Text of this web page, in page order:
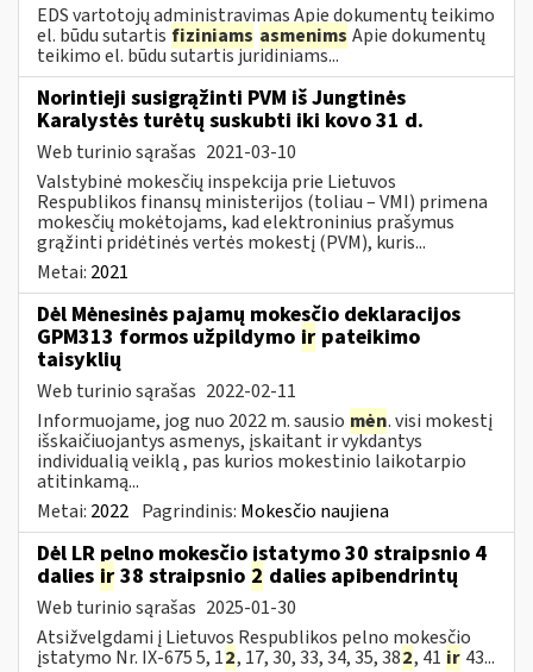
EDS vartotojų administravimas Apie dokumentų teikimo
el. būdu sutartis fiziniams asmenims Apie dokumentų
teikimo el. būdu sutartis juridiniams...
Norintieji susigrąžinti PVM iš Jungtinės
Karalystės turėtų suskubti iki kovo 31 d.
Web turinio sąrašas 2021-03-10
Valstybinė mokesčių inspekcija prie Lietuvos
Respublikos finansų ministerijos (toliau – VMI) primena
mokesčių mokėtojams, kad elektroninius prašymus
grąžinti pridėtinės vertės mokestį (PVM), kuris...
Metai: 2021
Dėl Mėnesinės pajamų mokesčio deklaracijos
GPM313 formos užpildymo ir pateikimo
taisyklių
Web turinio sąrašas 2022-02-11
Informuojame, jog nuo 2022 m. sausio mėn. visi mokestį
išskaičiuojantys asmenys, įskaitant ir vykdantys
individualią veiklą , pas kurios mokestinio laikotarpio
atitinkamą...
Metai: 2022 Pagrindinis: Mokesčio naujiena
Dėl LR pelno mokesčio įstatymo 30 straipsnio 4
dalies ir 38 straipsnio 2 dalies apibendrintų
Web turinio sąrašas 2025-01-30
Atsižvelgdami į Lietuvos Respublikos pelno mokesčio
įstatymo Nr. IX-675 5, 12, 17, 30, 33, 34, 35, 382, 41 ir 43...